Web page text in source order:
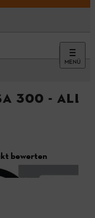
MENÜ
300 -
bewerten